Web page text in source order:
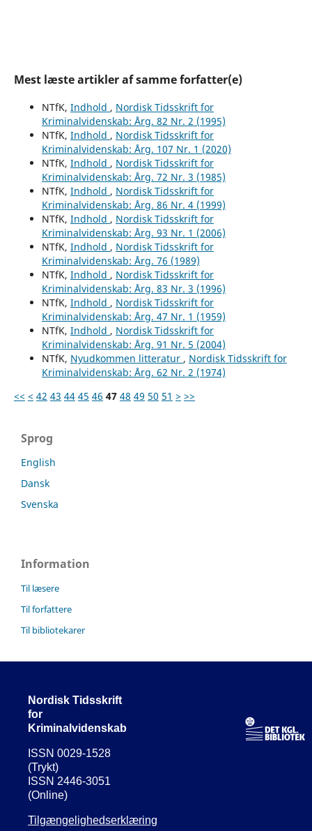
Mest læste artikler af samme forfatter(e)
NTfK, Indhold , Nordisk Tidsskrift for
Kriminalvidenskab: Årg. 82 Nr. 2 (1995)
NTfK, Indhold , Nordisk Tidsskrift for
Kriminalvidenskab: Årg. 107 Nr. 1 (2020)
NTfK, Indhold , Nordisk Tidsskrift for
Kriminalvidenskab: Årg. 72 Nr. 3 (1985)
NTfK, Indhold , Nordisk Tidsskrift for
Kriminalvidenskab: Årg. 86 Nr. 4 (1999)
NTfK, Indhold , Nordisk Tidsskrift for
Kriminalvidenskab: Årg. 93 Nr. 1 (2006)
NTfK, Indhold , Nordisk Tidsskrift for
Kriminalvidenskab: Årg. 76 (1989)
NTfK, Indhold , Nordisk Tidsskrift for
Kriminalvidenskab: Årg. 83 Nr. 3 (1996)
NTfK, Indhold , Nordisk Tidsskrift for
Kriminalvidenskab: Årg. 47 Nr. 1 (1959)
NTfK, Indhold , Nordisk Tidsskrift for
Kriminalvidenskab: Årg. 91 Nr. 5 (2004)
NTfK, Nyudkommen litteratur , Nordisk Tidsskrift for
Kriminalvidenskab: Årg. 62 Nr. 2 (1974)
<< < 42 43 44 45 46 47 48 49 50 51 > >>
Sprog
English
Dansk
Svenska
Information
Til læsere
Til forfattere
Til bibliotekarer
Nordisk Tidsskrift
for
Kriminalvidenskab
ISSN 0029-1528
(Trykt)
ISSN 2446-3051
(Online)
Tilgængelighedserklæring